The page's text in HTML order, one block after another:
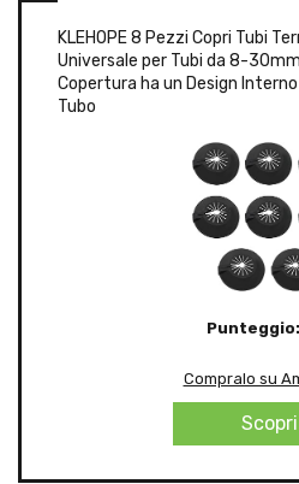
KLEHOPE 8 Pezzi Copri Tubi
Universale per Tubi da 8-
Copertura ha un Design Interno
Tubo
Punteggio:
Compralo su
Scopri